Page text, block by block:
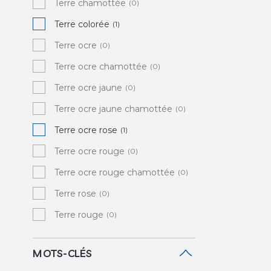
Terre chamottée (0)
Terre colorée (1)
Terre ocre (0)
Terre ocre chamottée (0)
Terre ocre jaune (0)
Terre ocre jaune chamottée (0)
Terre ocre rose (1)
Terre ocre rouge (0)
Terre ocre rouge chamottée (0)
Terre rose (0)
Terre rouge (0)
MOTS-CLÉS